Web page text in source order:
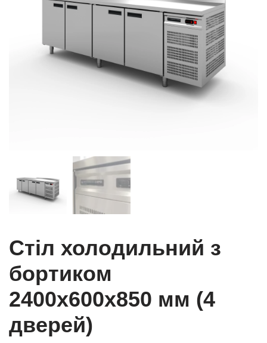
Стіл холодильний з
бортиком
2400x600x850 мм (4
дверей)